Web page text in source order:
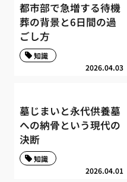
都市部で急増する待機
葬の背景と6日間の過
ごし方
2026.04.03
知識
墓じまいと永代供養墓
への納骨という現代の
決断
2026.04.01
知識